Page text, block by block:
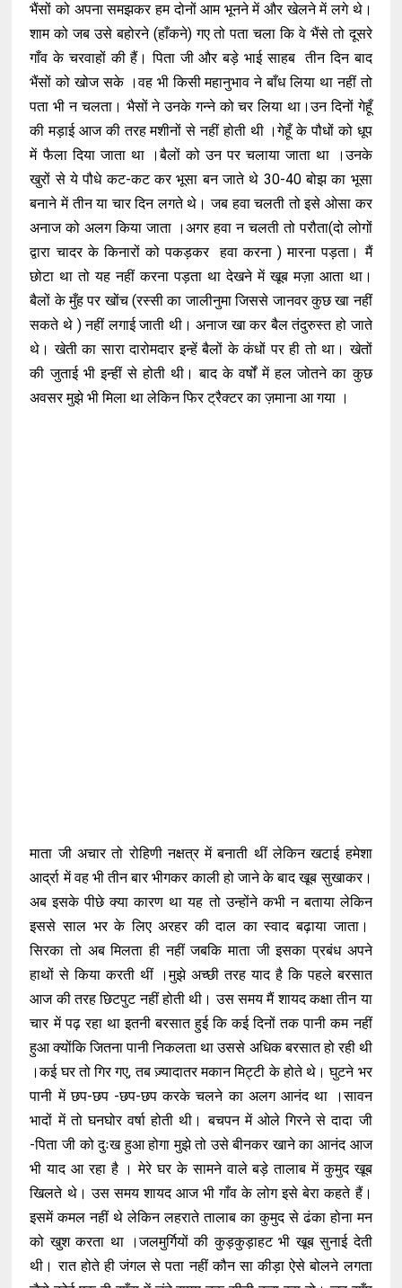
भैंसों को अपना समझकर हम दोनों आम भूनने में और खेलने में लगे थे।
शाम को जब उसे बहोरने (हाँकने) गए तो पता चला कि वे भैंसे तो दूसरे
गाँव के चरवाहों की हैं। पिता जी और बड़े भाई साहब तीन दिन बाद
भैंसों को खोज सके ।वह भी किसी महानुभाव ने बाँध लिया था नहीं तो
पता भी न चलता। भैसों ने उनके गन्ने को चर लिया था।उन दिनों गेहूँ
की मड़ाई आज की तरह मशीनों से नहीं होती थी ।गेहूँ के पौधों को धूप
में फैला दिया जाता था ।बैलों को उन पर चलाया जाता था ।उनके
खुरों से ये पौधे कट-कट कर भूसा बन जाते थे 30-40 बोझ का भूसा
बनाने में तीन या चार दिन लगते थे। जब हवा चलती तो इसे ओसा कर
अनाज को अलग किया जाता ।अगर हवा न चलती तो परौता(दो लोगों
द्वारा चादर के किनारों को पकड़कर हवा करना ) मारना पड़ता। मैं
छोटा था तो यह नहीं करना पड़ता था देखने में खूब मज़ा आता था।
बैलों के मुँह पर खोंच (रस्सी का जालीनुमा जिससे जानवर कुछ खा नहीं
सकते थे ) नहीं लगाई जाती थी। अनाज खा कर बैल तंदुरुस्त हो जाते
थे। खेती का सारा दारोमदार इन्हें बैलों के कंधों पर ही तो था। खेतों
की जुताई भी इन्हीं से होती थी। बाद के वर्षों में हल जोतने का कुछ
अवसर मुझे भी मिला था लेकिन फिर ट्रैक्टर का ज़माना आ गया ।
माता जी अचार तो रोहिणी नक्षत्र में बनाती थीं लेकिन खटाई हमेशा
आर्द्रा में वह भी तीन बार भीगकर काली हो जाने के बाद खूब सुखाकर।
अब इसके पीछे क्या कारण था यह तो उन्होंने कभी न बताया लेकिन
इससे साल भर के लिए अरहर की दाल का स्वाद बढ़ाया जाता।
सिरका तो अब मिलता ही नहीं जबकि माता जी इसका प्रबंध अपने
हाथों से किया करती थीं ।मुझे अच्छी तरह याद है कि पहले बरसात
आज की तरह छिटपुट नहीं होती थी। उस समय मैं शायद कक्षा तीन या
चार में पढ़ रहा था इतनी बरसात हुई कि कई दिनों तक पानी कम नहीं
हुआ क्योंकि जितना पानी निकलता था उससे अधिक बरसात हो रही थी
।कई घर तो गिर गए, तब ज़्यादातर मकान मिट्टी के होते थे। घुटने भर
पानी में छप-छप -छप-छप करके चलने का अलग आनंद था ।सावन
भादों में तो घनघोर वर्षा होती थी। बचपन में ओले गिरने से दादा जी
-पिता जी को दुःख हुआ होगा मुझे तो उसे बीनकर खाने का आनंद आज
भी याद आ रहा है । मेरे घर के सामने वाले बड़े तालाब में कुमुद खूब
खिलते थे। उस समय शायद आज भी गाँव के लोग इसे बेरा कहते हैं।
इसमें कमल नहीं थे लेकिन लहराते तालाब का कुमुद से ढंका होना मन
को खुश करता था ।जलमुर्गियों की कुड़कुड़ाहट भी खूब सुनाई देती
थी। रात होते ही जंगल से पता नहीं कौन सा कीड़ा ऐसे बोलने लगता